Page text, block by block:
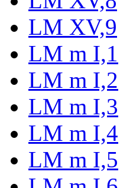
LM XV,9
LM m I,1
LM m I,2
LM m I,3
LM m I,4
LM m I,5